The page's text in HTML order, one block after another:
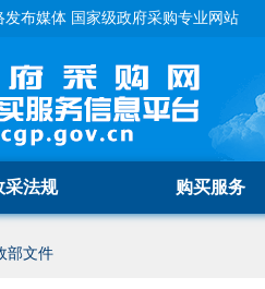
布媒体 国家级政府采购专业网站
采法规 购买服务
部文件